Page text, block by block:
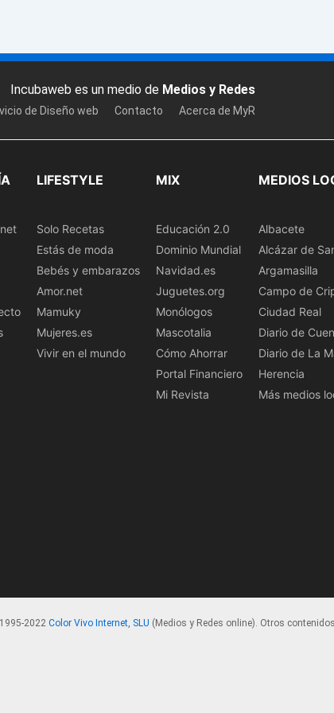
Incubaweb es un medio de Medios y Redes
de Diseño web Contacto Acerca de MyR
LIFESTYLE
Solo Recetas
Estás de moda
Bebés y embarazos
Amor.net
Mamuky
Mujeres.es
Vivir en el mundo
MIX
Educación 2.0
Dominio Mundial
Navidad.es
Juguetes.org
Monólogos
Mascotalia
Cómo Ahorrar
Portal Financiero
Mi Revista
MEDIOS
Albacete
Alcázar de
Argamasilla
Campo de
Ciudad Real
Diario de
Diario de La
Herencia
Más medios
2022 Color Vivo Internet, SLU (Medios y Redes online). Otros